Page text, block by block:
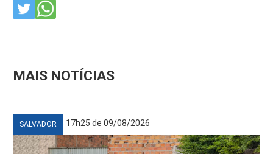
MAIS NOTÍCIAS
SALVADOR 17h25 de 09/08/2026